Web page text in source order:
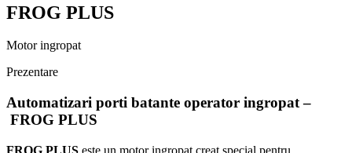
FROG PLUS
Motor ingropat
Prezentare
Automatizari porti batante operator ingropat –
FROG PLUS
FROG PLUS este un motor ingropat creat special pentru